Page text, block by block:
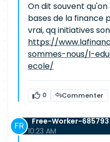
On dit souvent
bases de la finance
vrai, qq initiatives
https://
sommes-nous/l-
ecole/
0 Commenter
Free-Worker-685793
10:23 AM